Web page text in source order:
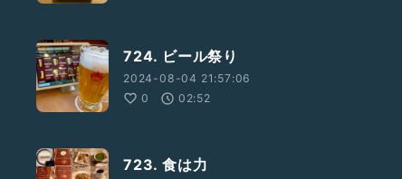
724. ビール祭り
2024-08-04 21:57:06
0
02:52
723. 食は力